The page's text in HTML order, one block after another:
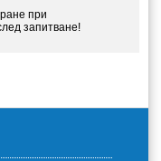
при
запитване!